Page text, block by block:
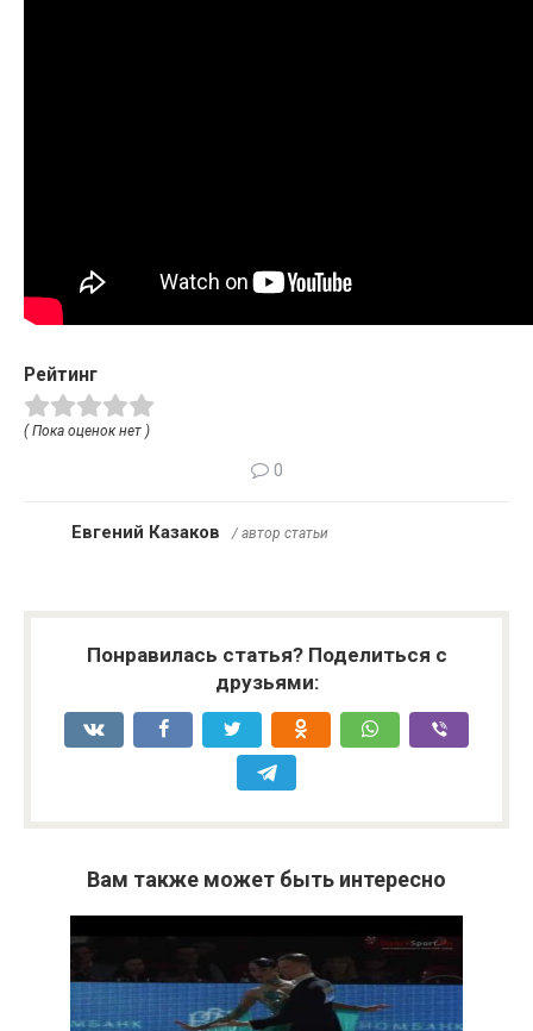
Рейтинг
( Пока оценок нет )
0
Евгений Казаков / автор статьи
Понравилась статья? Поделиться с
друзьями:
Вам также может быть интересно